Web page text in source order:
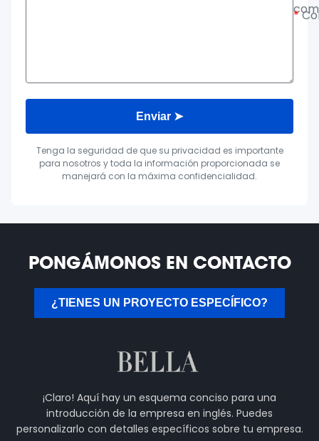
*
Enviar ➤
Tenga la seguridad de que su privacidad es importante
para nosotros y toda la información proporcionada se
manejará con la máxima confidencialidad.
PONGÁMONOS EN CONTACTO
¿TIENES UN PROYECTO ESPECÍFICO?
¡Claro! Aquí hay un esquema conciso para una
introducción de la empresa en inglés. Puedes
personalizarlo con detalles específicos sobre tu empresa.